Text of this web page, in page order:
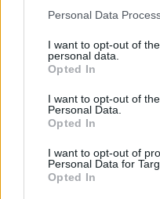
Please note that this
not limited to your visit or
grant or deny consent to
use your data for below
consent section.
Personal Data
I want to opt-out of
personal data.
Opted In
I want to opt-out of
Personal Data.
Opted In
I want to opt-out of
Personal Data for
Opted In
“Viņa
izaugt.”
Paulai
sabiedrības